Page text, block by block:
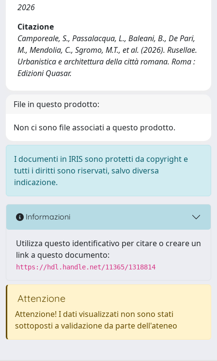
2026
Citazione
Camporeale, S., Passalacqua, L., Baleani, B., De Pari,
M., Mendolia, C., Sgromo, M.T., et al. (2026). Rusellae.
Urbanistica e architettura della città romana. Roma :
Edizioni Quasar.
File in questo prodotto:
Non ci sono file associati a questo prodotto.
I documenti in IRIS sono protetti da copyright e
tutti i diritti sono riservati, salvo diversa
indicazione.
Informazioni
Utilizza questo identificativo per citare o creare un
link a questo documento:
https://hdl.handle.net/11365/1318814
Attenzione
Attenzione! I dati visualizzati non sono stati
sottoposti a validazione da parte dell'ateneo